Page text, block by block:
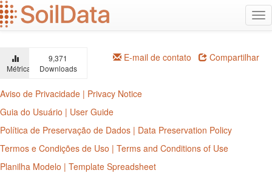
Ir
para
o
principal
Métricas
9,371
Downloads
E-mail de contato Compartilhar
Aviso de Privacidade | Privacy Notice
Guia do Usuário | User Guide
Política de Preservação de Dados | Data Preservation Policy
Termos e Condições de Uso | Terms and Conditions of Use
Planilha Modelo | Template Spreadsheet